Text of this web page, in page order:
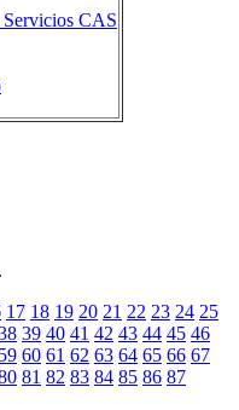
CAS
17 18 19 20 21 22 23 24 25
39 40 41 42 43 44 45 46
59 60 61 62 63 64 65 66 67
81 82 83 84 85 86 87